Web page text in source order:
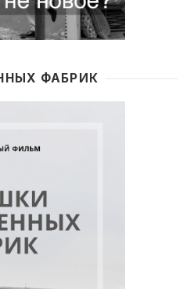
ФАБРИК